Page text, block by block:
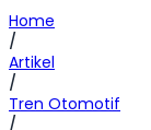
Home
/
Artikel
/
Tren Otomotif
/